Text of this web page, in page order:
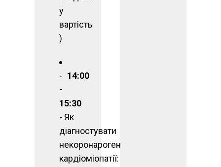
у
вартість
)
14:00
-
15:30
- Як
діагностувати
некоронарогенні
кардіоміопатії: